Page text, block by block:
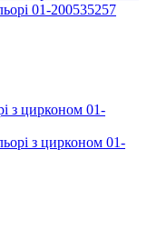
01-200535257
з цирконом 01-